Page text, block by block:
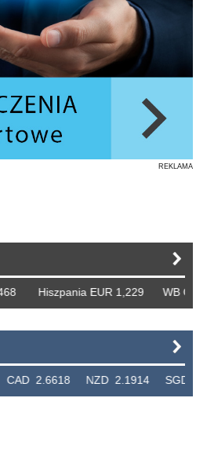
REKLAMA
Hiszpania EUR 1,229 WB GBP
2.6618 NZD 2.1914 SGD